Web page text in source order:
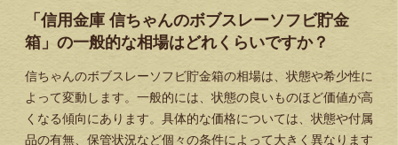
「信用金庫 信ちゃんのボブスレーソフビ貯金
箱」の一般的な相場はどれくらいですか？
信ちゃんのボブスレーソフビ貯金箱の相場は、状態や希少性に
よって変動します。一般的には、状態の良いものほど価値が高
くなる傾向にあります。具体的な価格については、状態や付属
品の有無、保管状況など個々の条件によって大きく異なります